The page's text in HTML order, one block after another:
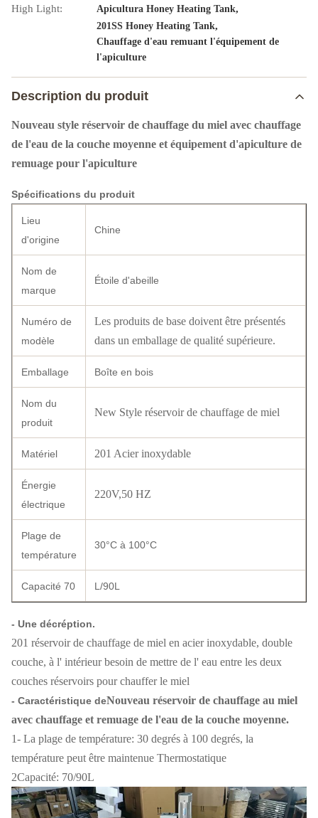
High Light: Apicultura Honey Heating Tank,
201SS Honey Heating Tank,
Chauffage d'eau remuant l'équipement de
l'apiculture
Description du produit
Nouveau style réservoir de chauffage du miel avec chauffage
de l'eau de la couche moyenne et équipement d'apiculture de
remuage pour l'apiculture
Spécifications du produit
Lieu
d'origine
Chine
Nom de
marque
Étoile d'abeille
Numéro de
modèle
Les produits de base doivent être présentés
dans un emballage de qualité supérieure.
Emballage Boîte en bois
Nom du
produit
New Style réservoir de chauffage de miel
Matériel 201 Acier inoxydable
Énergie
électrique
220V,50 HZ
Plage de
température
30°C à 100°C
Capacité 70 L/90L
- Une décréption.
201 réservoir de chauffage de miel en acier inoxydable, double
couche, à l' intérieur besoin de mettre de l' eau entre les deux
couches réservoirs pour chauffer le miel
- Caractéristique deNouveau réservoir de chauffage au miel
avec chauffage et remuage de l'eau de la couche moyenne.
1- La plage de température: 30 degrés à 100 degrés, la
température peut être maintenue Thermostatique
2Capacité: 70/90L